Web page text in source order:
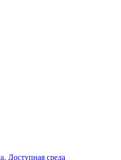
Доступная среда